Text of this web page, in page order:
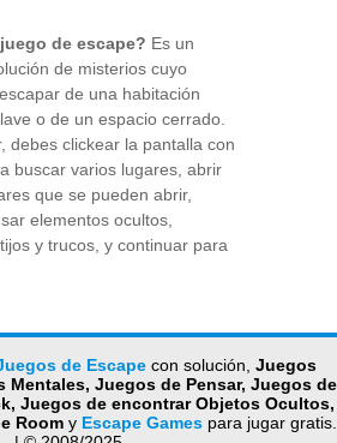
de escape? Es un
de misterios cuyo
de una habitación
o de un espacio cerrado.
debes clickear la pantalla con
buscar varios lugares, abrir
que se pueden abrir,
elementos ocultos,
y trucos, y continuar para
de Escapecon solución, Juegos
Mentales, Juegos de Pensar, Juegos de
Juegos de encontrar Objetos Ocultos,
Room y Escape Gamespara jugar gratis.